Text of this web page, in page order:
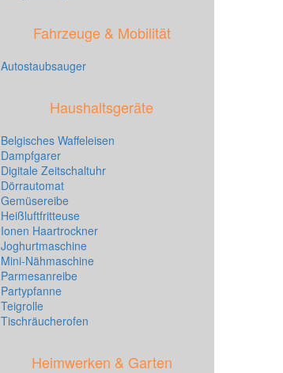
Fahrzeuge & Mobilität
Autostaubsauger
Haushaltsgeräte
Belgisches Waffeleisen
Dampfgarer
Digitale Zeitschaltuhr
Dörrautomat
Gemüsereibe
Heißluftfritteuse
Ionen Haartrockner
Joghurtmaschine
Mini-Nähmaschine
Parmesanreibe
Partypfanne
Teigrolle
Tischräucherofen
Heimwerken & Garten